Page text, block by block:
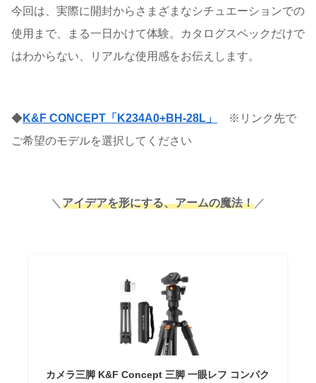
今回は、実際に開封からさまざまなシチュエーションでの
使用まで、まる一日かけて体験。カタログスペックだけで
はわからない、リアルな使用感をお伝えします。
◆K&F CONCEPT「K234A0+BH-28L」
※リンク先で
ご希望のモデルを選択してください
＼ アイデアを形にする、アームの魔法！ ／
カメラ三脚 K&F Concept 三脚 一眼レフ コンパク